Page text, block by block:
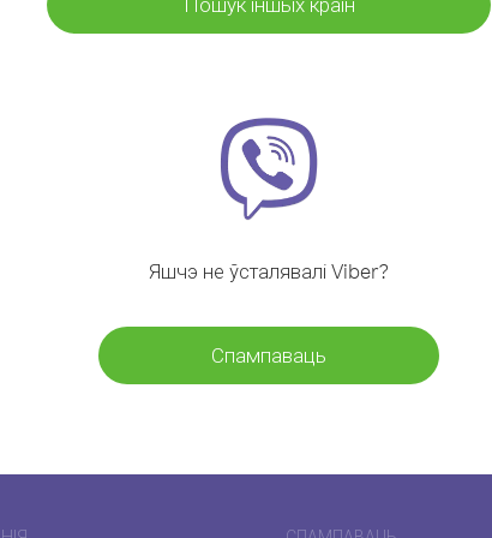
Яшчэ не ўсталявалі Viber?
Спампаваць